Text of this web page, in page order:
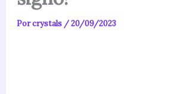
Porcrystals /20/09/2023